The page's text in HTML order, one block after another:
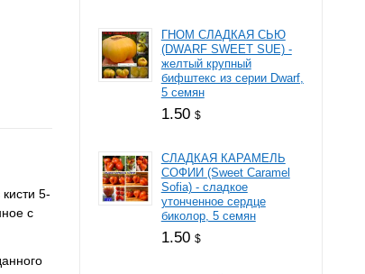
5-
с
ГНОМ СЛАДКАЯ СЬЮ
(DWARF SWEET SUE) -
желтый крупный
бифштекс из серии Dwarf,
5 семян
1.50 $
СЛАДКАЯ КАРАМЕЛЬ
СОФИИ (Sweet Caramel
Sofia) - сладкое
утонченное сердце
биколор, 5 семян
1.50 $